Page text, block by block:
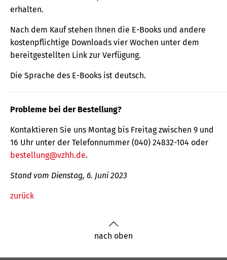
erhalten.
Nach dem Kauf stehen Ihnen die E-Books und andere
kostenpflichtige Downloads vier Wochen unter dem
bereitgestellten Link zur Verfügung.
Die Sprache des E-Books ist deutsch.
Probleme bei der Bestellung?
Kontaktieren Sie uns Montag bis Freitag zwischen 9 und
16 Uhr unter der Telefonnummer (040) 24832-104 oder
bestellung@vzhh.de.
Stand vom Dienstag, 6. Juni 2023
zurück
nach oben